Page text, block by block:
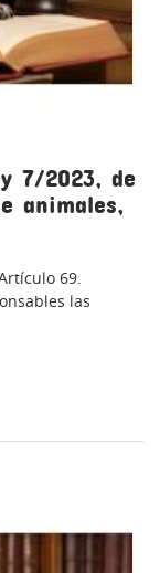
7/2023, de
animales,
Artículo 69.
las